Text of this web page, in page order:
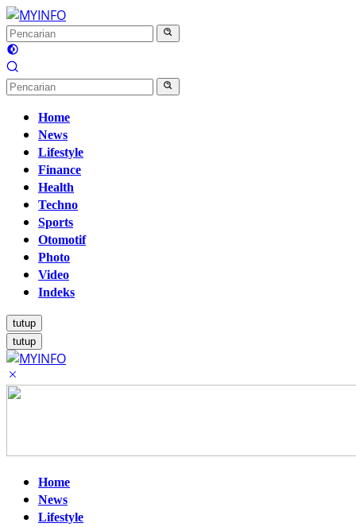
Langsung
ke
konten
Home
News
Lifestyle
Finance
Health
Techno
Sports
Otomotif
Photo
Video
Indeks
tutup
tutup
Home
News
Lifestyle